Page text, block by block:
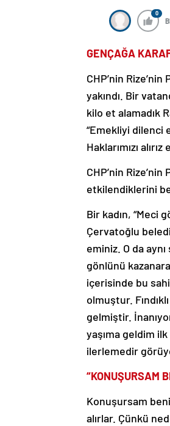
0
GENÇAĞA
CHP’nin
yakındı. Bir
kilo et alamadık
“Emekliyi dilenci
Haklarımızı
CHP’nin
etkilendiklerini
Bir kadın, “Meci
Çervatoğlu
eminiz. O da
gönlünü
içerisinde bu
olmuştur.
gelmiştir.
yaşıma geldim
ilerlemedir
“KONUŞURSAM
Konuşursam
alırlar. Çünkü